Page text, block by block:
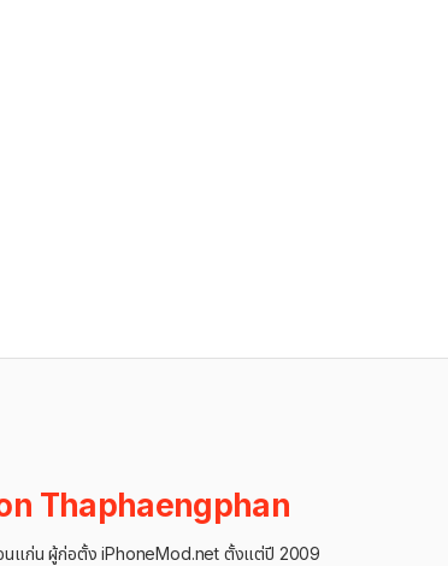
Thaphaengphan
อนแก่น ผู้ก่อตั้ง iPhoneMod.net ตั้งแต่ปี 2009